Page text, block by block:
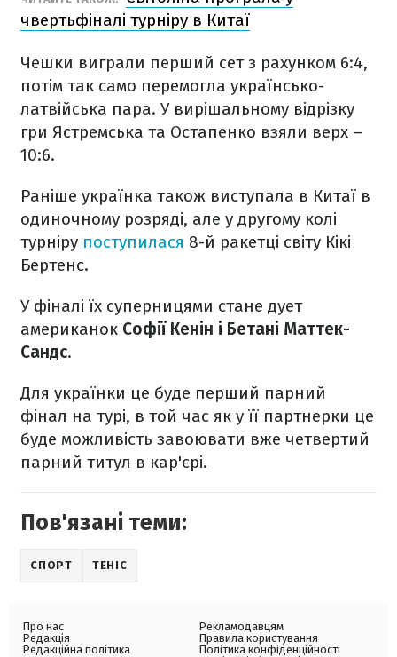
чвертьфіналі турніру в Китаї
Чешки виграли перший сет з рахунком 6:4,
потім так само перемогла українсько-
латвійська пара. У вирішальному відрізку
гри Ястремська та Остапенко взяли верх –
10:6.
Раніше українка також виступала в Китаї в
одиночному розряді, але у другому колі
турніру поступилася 8-й ракетці світу Кікі
Бертенс.
У фіналі їх суперницями стане дует
американок Софії Кенін і Бетані Маттек-
Сандс.
Для українки це буде перший парний
фінал на турі, в той час як у її партнерки це
буде можливість завоювати вже четвертий
парний титул в кар'єрі.
Пов'язані теми:
СПОРТ ТЕНІС
Про нас
Редакція
Редакційна політика
Рекламодавцям
Правила користування
Політика конфіденційності